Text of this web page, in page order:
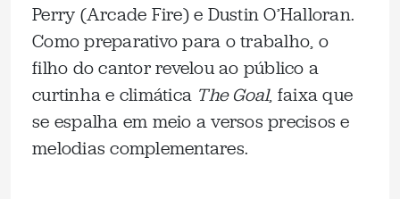
Perry (Arcade Fire) e Dustin O’Halloran.
Como preparativo para o trabalho, o
filho do cantor revelou ao público a
curtinha e climática The Goal, faixa que
se espalha em meio a versos precisos e
melodias complementares.